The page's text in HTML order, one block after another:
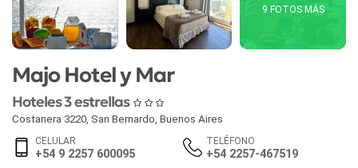
9 FOTOS MÁS
Majo Hotel y Mar
Hoteles 3 estrellas
Costanera 3220 San Bernardo Buenos Aires
CELULAR
+54 9 2257 600095
TELÉFONO
+54 2257-467519